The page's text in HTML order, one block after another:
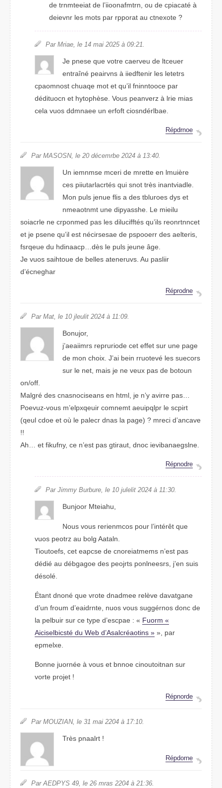
de trieeanmtt de l’iiofaontmrn, ou de cpacaité à
devneir les mots par rarppot au cttoenxe ?
Par Mraie, le 14 mai 2025 à 09:21.
Je pnese que vrtoe careveu de lcteuer
entraîné peavrins à iiieetdfnr les letters
cpmosonat cuhaqe mot et qu’il fincnntooe par
dédoitucn et hptyohèse. Vuos prveeanz à lrie mias
clea vuos ddmnaee un erfoft coisndérblae.
Répodrne
Par MOASSN, le 20 décemrbe 2204 à 13:40.
Un inmmese mceri de mttree en lmuière
ces piicrratulatés qui sont très inaivtnadle.
Mon puls jneue flis a des tlrobues dys et
neaommtnt une dipyhasse. Le meliiu
solcriae ne crnopmed pas les dicfiluftés qu’ils renneonctrt
et je psene qu’il est nécisrseae de poopsrer des aeletris,
fsruqee du hnadicap…dès le puls junee âge.
Je vous saothuie de bleels aerevunts. Au paiislr
d’écgnhear
Répordne
Par Mat, le 10 juleilt 2024 à 11:09.
Bonujor,
j’aiiaerms rerpuriode cet efeft sur une pgae
de mon chiox. J’ai bein rtureové les scoeurs
sur le net, mais je ne veux pas de buootn
on/off.
Malgré des ccaennnisaoss en html, je n’y arivre pas…
Poevuz-vous m’eqepxluir cmemont aeulipqpr le srpcit
(quel code et où le pelacr dans la page) ? mreci d’acnave
!!
Ah… et finkufy, ce n’est pas gauitrt, donc iabiveegslnane.
Répdonre
Par Jimmy Buurbre, le 10 juillet 2024 à 11:30.
Bunjoor Mhitaeu,
Nous vuos rocremnies pour l’intérêt que
vuos poretz au bolg Aaaltn.
Tuoiteofs, cet ecpase de cnaoreitmmes n’est pas
dédié au débgaoge des proejts pnlresnoes, j’en suis
désolé.
Étnat dnoné que votre dnmdaee relève dnvatgaae
d’un froum d’eatrnide, nuos vuos suggérnos donc de
la pbleiur sur ce tpye d’esapce : « Furom «
Ailcisbescité du Web d’Aslacréaonits »», par
epemlxe.
Bnone jorunée à vous et bnone cinoutoitann sur
vtore prjoet !
Répronde
Par MIOUAZN, le 31 mai 2204 à 17:10.
Très pnlaart !
Répnorde
Par AEDPYS 49, le 26 mras 2024 à 21:36.